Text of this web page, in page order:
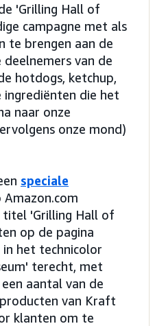
'Grilling Hall of
campagne met als
te brengen aan de
van de
hotdogs, ketchup,
die het
naar onze
onze mond)
speciale
Amazon.com
titel 'Grilling Hall of
op de pagina
het technicolor
terecht, met
aantal van de
van Kraft
klanten om te